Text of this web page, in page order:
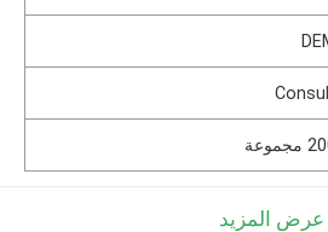
عرض المزيد